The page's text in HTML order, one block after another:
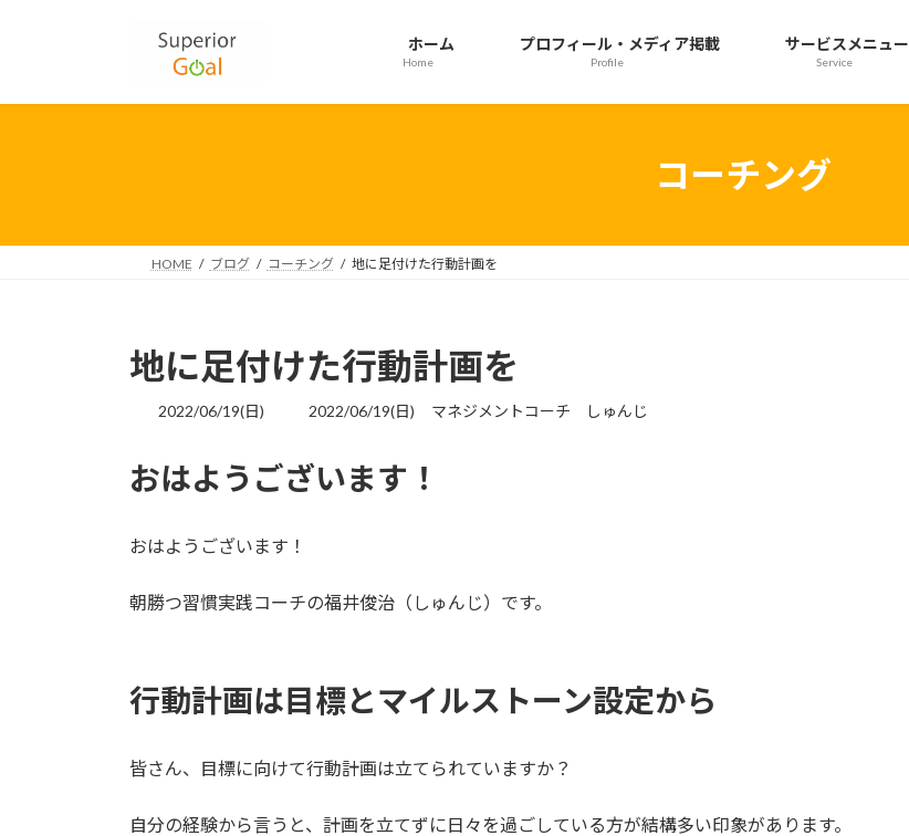
プ
動
ホーム
Home
プロフィール・メディア掲載
Profile
サービスメニュー
Service
コーチング
HOME ブログ コーチング 地に足付けた行動計画を
地に足付けた行動計画を
2022/06/19(日)
最
新
2022/06/19(日) マネジメントコーチ しゅんじ
おはようございます！
おはようございます！
朝勝つ習慣実践コーチの福井俊治（しゅんじ）です。
行動計画は目標とマイルストーン設定から
皆さん、目標に向けて行動計画は立てられていますか？
自分の経験から言うと、計画を立てずに日々を過ごしている方が結構多い印象があります。